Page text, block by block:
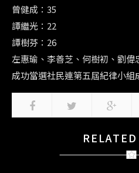
曾健成：35
譚繼光：22
譚樹芬：26
左惠瑜、李善芝、何樹初、劉
成功當選社民連第五屆紀律小組